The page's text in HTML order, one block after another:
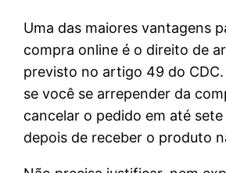
Uma das maiores vantagens
compra online é o direito de
previsto no artigo 49 do
se você se arrepender da
cancelar o pedido em até
depois de receber o produto